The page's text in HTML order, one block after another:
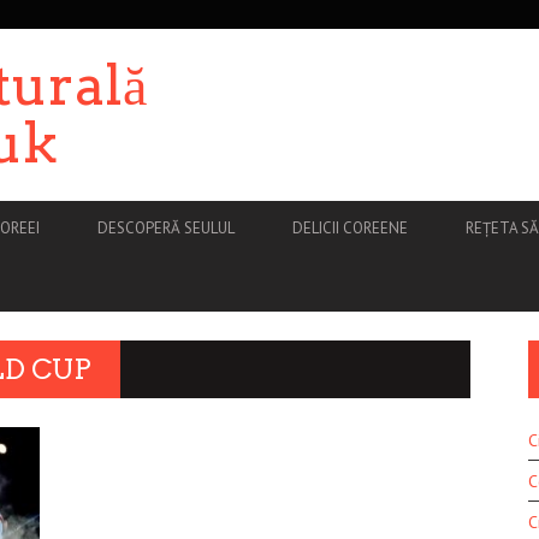
DESCOPERĂ SEULUL DELICII COREENE REȚETA
CUP